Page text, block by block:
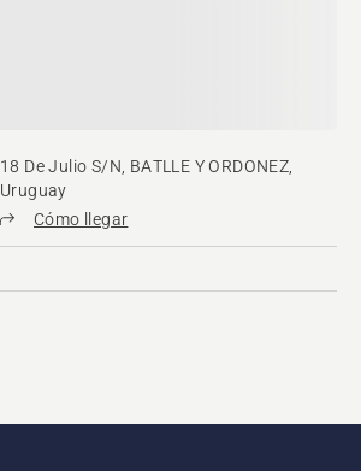
18 De Julio S/N, BATLLE Y ORDONEZ,
Uruguay
Cómo llegar